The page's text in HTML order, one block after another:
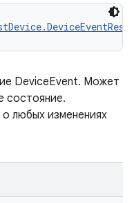
DeviceEvent. Может
состояние.
о любых изменениях